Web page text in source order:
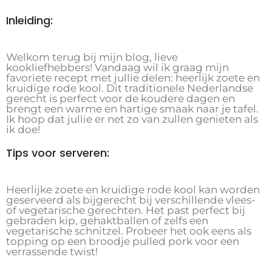
Inleiding:
Welkom terug bij mijn blog, lieve
kookliefhebbers! Vandaag wil ik graag mijn
favoriete recept met jullie delen: heerlijk zoete en
kruidige rode kool. Dit traditionele Nederlandse
gerecht is perfect voor de koudere dagen en
brengt een warme en hartige smaak naar je tafel.
Ik hoop dat jullie er net zo van zullen genieten als
ik doe!
Tips voor serveren:
Heerlijke zoete en kruidige rode kool kan worden
geserveerd als bijgerecht bij verschillende vlees-
of vegetarische gerechten. Het past perfect bij
gebraden kip, gehaktballen of zelfs een
vegetarische schnitzel. Probeer het ook eens als
topping op een broodje pulled pork voor een
verrassende twist!